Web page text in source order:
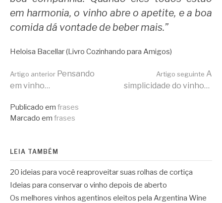
em harmonia, o vinho abre o apetite, e a boa
comida dá vontade de beber mais.”
Heloisa Bacellar (Livro Cozinhando para Amigos)
Continue
lendo
Artigo anterior Pensando
em vinho…
Artigo seguinte A
simplicidade do vinho…
Publicado em frases
Marcado em frases
LEIA TAMBÉM
20 ideias para você reaproveitar suas rolhas de cortiça
Ideias para conservar o vinho depois de aberto
Os melhores vinhos agentinos eleitos pela Argentina Wine